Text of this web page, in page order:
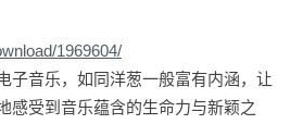
1969604/
子音乐，如同洋葱一般富有内涵，让
感受到音乐蕴含的生命力与新颖之